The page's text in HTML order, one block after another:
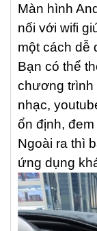
Màn hình
nối với wifi
một cách dễ
Bạn có thể
chương trình
nhạc,
ổn định,
Ngoài ra thì
ứng dụng